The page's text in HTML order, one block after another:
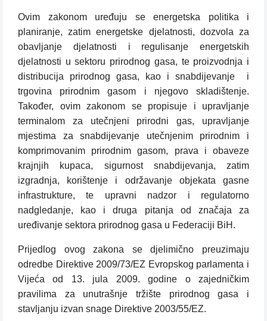
Ovim zakonom uređuju se energetska politika i
planiranje, zatim energetske djelatnosti, dozvola za
obavljanje djelatnosti i regulisanje energetskih
djelatnosti u sektoru prirodnog gasa, te proizvodnja i
distribucija prirodnog gasa, kao i snabdijevanje
i
trgovina prirodnim gasom i njegovo skladištenje.
Također, ovim zakonom se propisuje i upravljanje
terminalom za utečnjeni prirodni gas, upravljanje
mjestima za snabdijevanje utečnjenim prirodnim i
komprimovanim prirodnim gasom, prava i obaveze
krajnjih kupaca, sigurnost snabdijevanja, zatim
izgradnja, korištenje i održavanje objekata gasne
infrastrukture, te upravni nadzor i regulatorno
nadgledanje, kao i druga pitanja od značaja za
uređivanje sektora prirodnog gasa u Federaciji BiH.
Prijedlog ovog zakona se djelimično preuzimaju
odredbe Direktive 2009/73/EZ Evropskog parlamenta i
Vijeća od 13. jula 2009. godine o zajedničkim
pravilima za unutrašnje tržište prirodnog gasa i
stavljanju izvan snage Direktive 2003/55/EZ.